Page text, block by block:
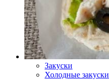
Закуски
Холодные закуски